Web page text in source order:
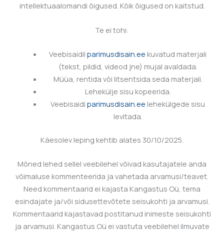
intellektuaalomandi õigused. Kõik õigused on kaitstud.
Te ei tohi:
Veebisaidilparimusdisain.ee kuvatud materjali
(tekst, pildid, videod jne) mujal avaldada.
Müüa, rentida või litsentsida seda materjali.
Lehekülje sisu kopeerida.
Veebisaidiparimusdisain.ee lehekülgede sisu
levitada.
Käesolev leping kehtib alates 30/10/2025.
Mõned lehed sellel veebilehel võivad kasutajatele anda
võimaluse kommenteerida ja vahetada arvamusi/teavet.
Need kommentaarid ei kajasta Kangastus Oü, tema
esindajate ja/või sidusettevõtete seisukohti ja arvamusi.
Kommentaarid kajastavad postitanud inimeste seisukohti
ja arvamusi. Kangastus Oü ei vastuta veebilehel ilmuvate